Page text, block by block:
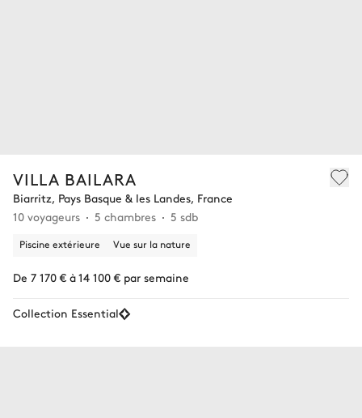
VILLA BAILARA
Biarritz, Pays Basque & les Landes, France
10 voyageurs
5 chambres 5 sdb
Piscine extérieure Vue sur la nature
De 7 170 € à 14 100 € par semaine
Collection Essential